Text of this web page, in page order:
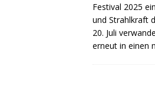
Festival 2025
und Strahlkraft
20. Juli
erneut in einen